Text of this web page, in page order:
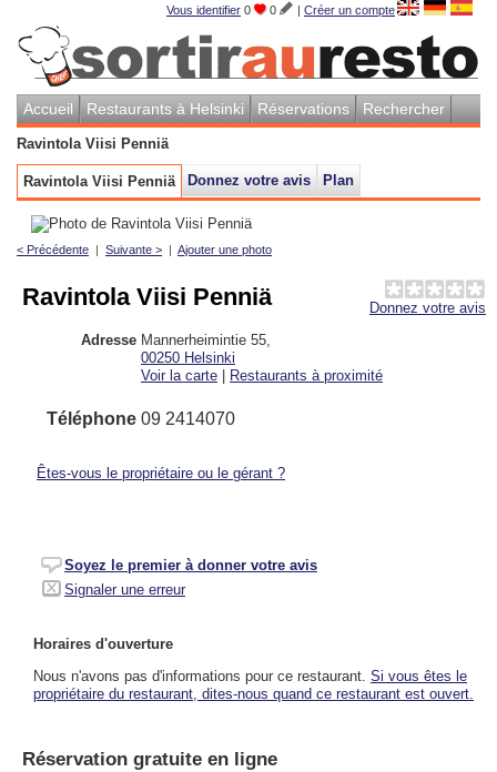
Vous identifier 0 0 | Créer un compte
Accueil Restaurants à Helsinki Réservations Rechercher
Ravintola Viisi Penniä
Ravintola Viisi Penniä Donnez votre avis Plan
< Précédente | Suivante > | Ajouter une photo
Donnez votre avis
Ravintola Viisi Penniä
Adresse Mannerheimintie 55
00250 Helsinki
Voir la carte
Restaurants à proximité
Téléphone 09 2414070
Êtes-vous le propriétaire ou le gérant ?
Soyez le premier à donner votre avis
Signaler une erreur
Horaires d'ouverture
Nous n'avons pas d'informations pour ce restaurant. Si vous êtes le
propriétaire du restaurant, dites-nous quand ce restaurant est ouvert.
Réservation gratuite en ligne